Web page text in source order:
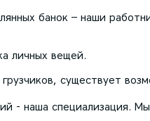
банок – наши
личных вещей.
существует
- наша специализация.